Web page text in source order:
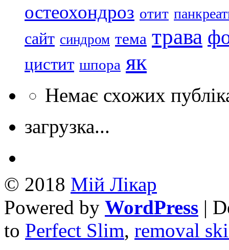
остеохондроз отит
сайт синдром тема трава
цистит шпора як
Немає схожих
загрузка...
© 2018 Mій Лікар
Powered by WordPress |
to Perfect Slim, removal